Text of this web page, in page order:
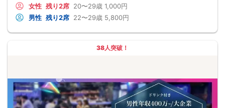
女性 残り2席 20〜29歳 1,000円
男性 残り2席 22〜29歳 5,800円
38人突破！